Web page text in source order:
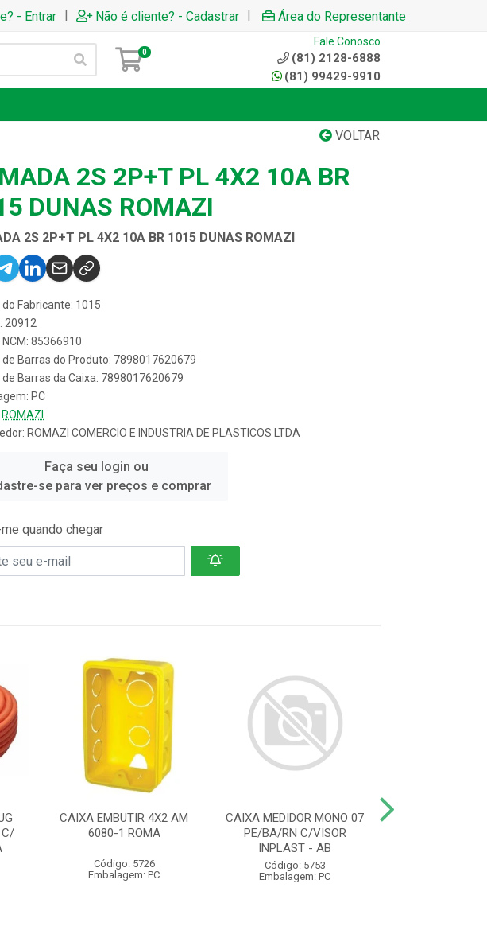
- Entrar | Não é cliente? - Cadastrar | Área do Representante
0
Fale Conosco
(81) 2128-6888
(81) 99429-9910
VOLTAR
2S 2P+T PL 4X2 10A BR
DUNAS ROMAZI
2S 2P+T PL 4X2 10A BR 1015 DUNAS ROMAZI
do Fabricante: 1015
20912
85366910
de Barras do Produto: 7898017620679
de Barras da Caixa: 7898017620679
PC
ROMAZI
ROMAZI COMERCIO E INDUSTRIA DE PLASTICOS LTDA
Faça seu login ou
se para ver preços e comprar
quando chegar
C/
CAIXA EMBUTIR 4X2 AM
6080-1 ROMA
Código: 5726
Embalagem: PC
CAIXA MEDIDOR MONO 07
PE/BA/RN C/VISOR
INPLAST - AB
Código: 5753
Embalagem: PC